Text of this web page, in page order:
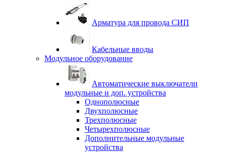
Арматура для провода СИП
Кабельные вводы
Модульное оборудование
Автоматические выключатели
модульные и доп. устройства
Однополюсные
Двухполюсные
Трехполюсные
Четырехполюсные
Дополнительные модульные
устройства